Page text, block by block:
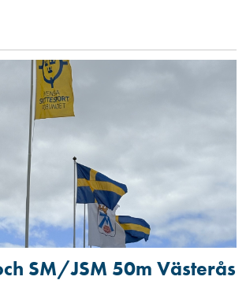
SM/JSM 50m Västerås